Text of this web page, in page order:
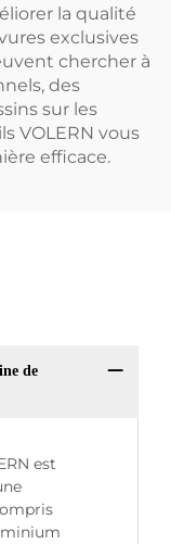
la qualité
exclusives
chercher à
des
sur les
VOLERN vous
efficace.
de
est